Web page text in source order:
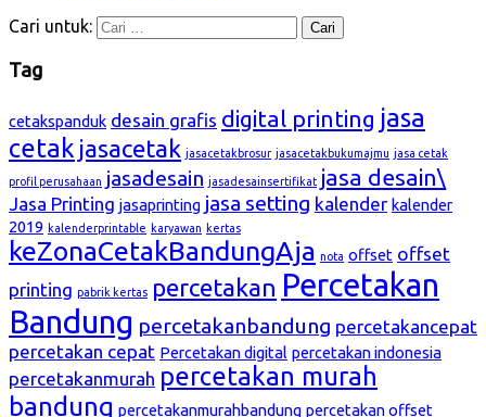
Cari untuk:
Tag
cetakspanduk desain grafis digital printing jasa
cetak jasacetak jasacetakbrosur jasacetakbukumajmu jasa cetak
profil perusahaan jasadesain jasadesainsertifikat jasa desain\
Jasa Printing jasaprinting jasa setting kalender kalender
2019 kalenderprintable karyawan kertas
keZonaCetakBandungAja nota offset offset
printing pabrik kertas percetakan Percetakan
Bandung percetakanbandung percetakancepat
percetakan cepat Percetakan digital percetakan indonesia
percetakanmurah percetakan murah
bandung percetakanmurahbandung percetakan offset